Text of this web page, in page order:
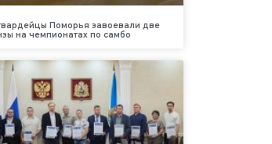
Поморья завоевали две
на чемпионатах по самбо